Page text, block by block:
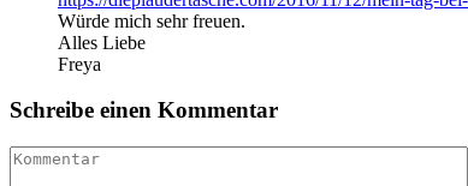
Würde mich sehr freuen.
Alles Liebe
Freya
Schreibe einen Kommentar